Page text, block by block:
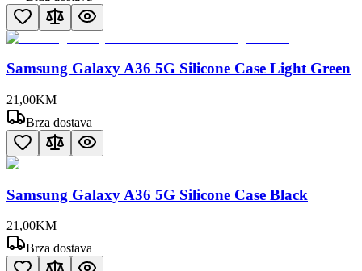
Samsung Galaxy A36 5G Silicone Case Light Green
21 ,00KM
Brza dostava
Samsung Galaxy A36 5G Silicone Case Black
21,00KM
Brza dostava